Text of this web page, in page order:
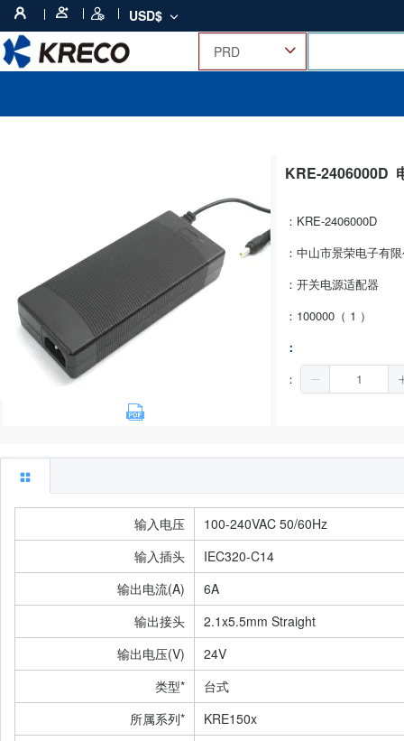
USD$
KRE-2406000D
：KRE-2406000D
：中山市景荣电子有
：开关电源适配器
：100000（ 1 ）
：
：
输入电压
100-240VAC 50/60Hz
输入插头
IEC320-C14
输出电流(A)
6A
输出接头
2.1x5.5mm Straight
输出电压(V)
24V
类型*
台式
所属系列*
KRE150x